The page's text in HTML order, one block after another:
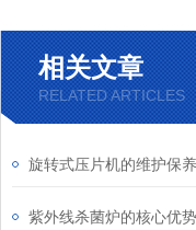
相关文章
RELATED ARTICLES